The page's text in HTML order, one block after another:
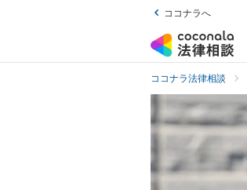
ココナラへ
ココナラ法律相談